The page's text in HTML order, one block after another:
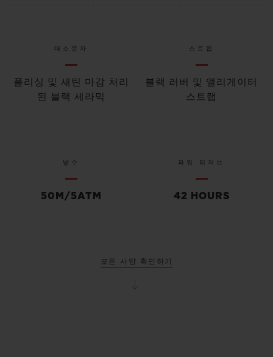
대소문자
폴리싱 및 새틴 마감 처리
된 블랙 세라믹
스트랩
블랙 러버 및 앨리게이터
스트랩
방수
50M/5ATM
파워 리저브
42 HOURS
모든 사양 확인하기